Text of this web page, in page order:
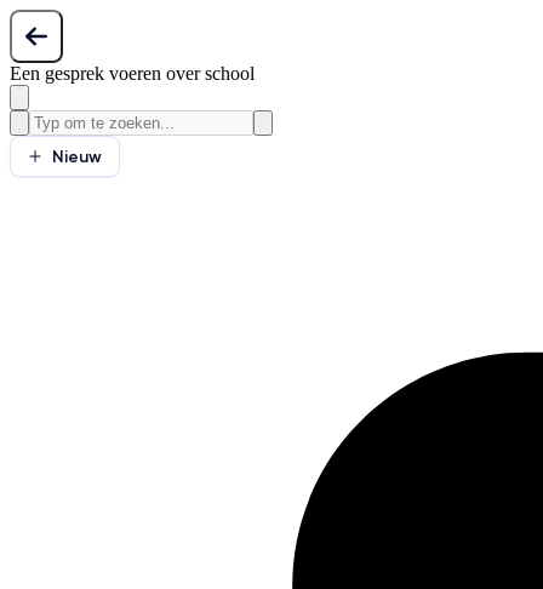
Een gesprek voeren over school
Nieuw